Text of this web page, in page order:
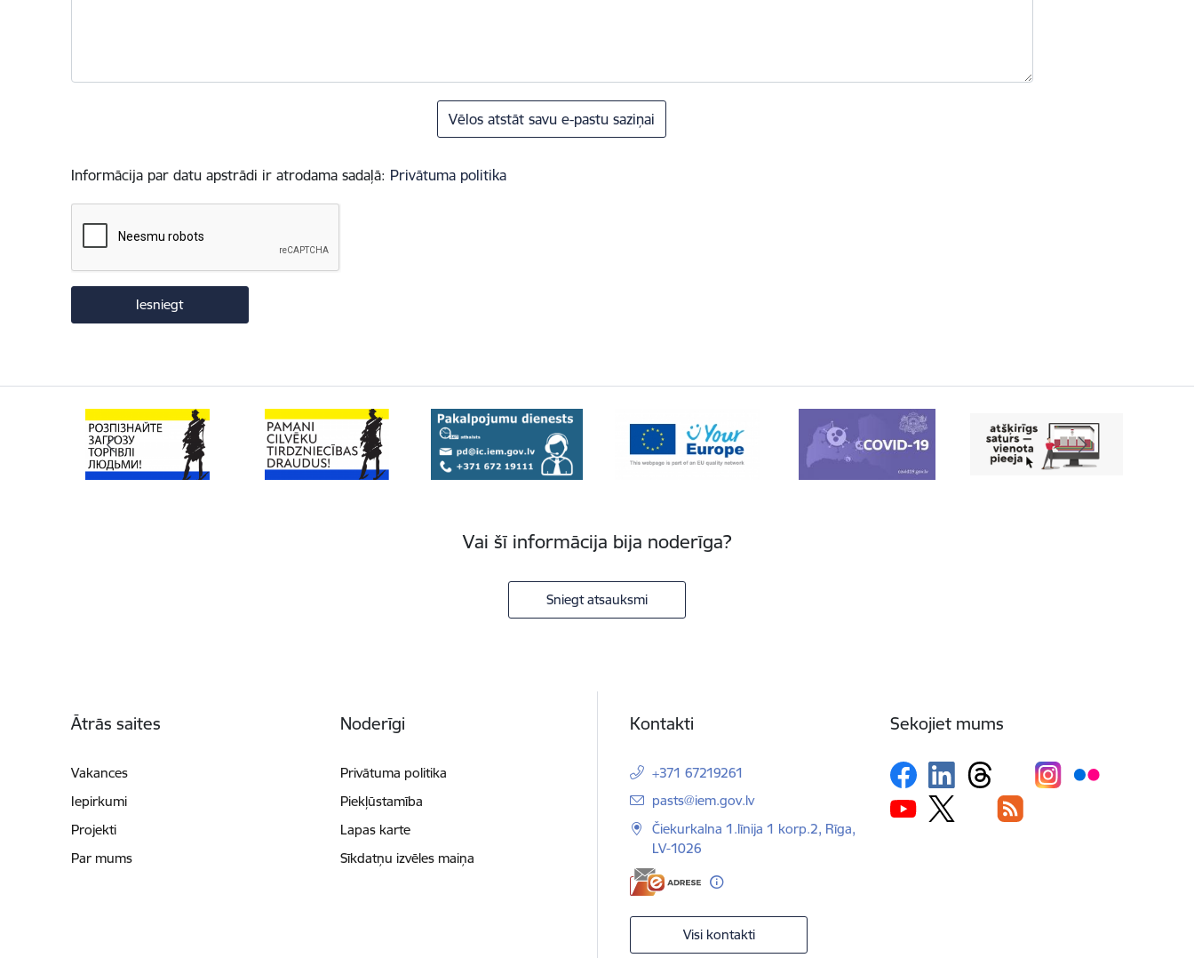
Vēlos atstāt savu e-pastu saziņai
Informācija par datu apstrādi ir atrodama sadaļā: Privātuma politika
Vai šī informācija bija noderīga?
Sniegt atsauksmi
Ātrās saites
Vakances
Iepirkumi
Projekti
Par mums
Noderīgi
Privātuma politika
Piekļūstamība
Lapas karte
Sīkdatņu izvēles maiņa
Kontakti
+371 67219261
E-pasts:
pasts@iem.gov.lv
Čiekurkalna 1.līnija 1 korp.2, Rīga,
LV-1026
Visi kontakti
Sekojiet mums